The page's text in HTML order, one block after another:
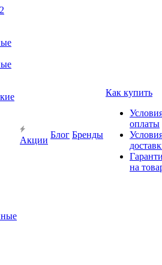
Акции
Блог Бренды
Как купить
оплаты
на